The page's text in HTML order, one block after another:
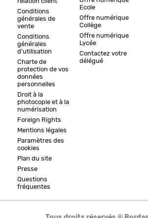
Conditions
générales de
vente
Conditions
générales
d'utilisation
Charte de
protection de vos
données
personnelles
Droit à la
photocopie et à la
numérisation
Foreign Rights
Mentions légales
Paramètres des
cookies
Plan du site
Presse
Questions
fréquentes
Ecole
Offre numérique
Collège
Offre numérique
Lycée
Contactez votre
délégué